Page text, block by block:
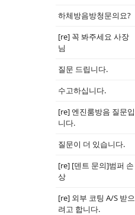
하체방음방청문의요?
[re] 꼭 봐주세요 사장
님
질문 드립니다.
수고하십니다.
[re] 엔진룸방음 질문입
니다.
질문이 더 있습니다.
[re] [덴트 문의]범퍼 손
상
[re] 외부 코팅 A/S 받으
려고 합니다.